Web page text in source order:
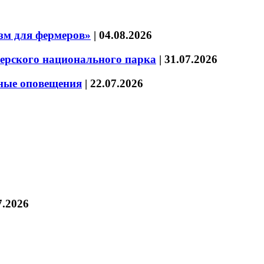
для фермеров» | 04.08.2026
национального парка | 31.07.2026
оповещения | 22.07.2026